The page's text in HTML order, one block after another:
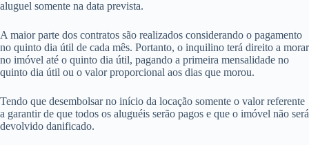
aluguel somente na data prevista.
A maior parte dos contratos são realizados considerando o pagamento
no quinto dia útil de cada mês. Portanto, o inquilino terá direito a morar
no imóvel até o quinto dia útil, pagando a primeira mensalidade no
quinto dia útil ou o valor proporcional aos dias que morou.
Tendo que desembolsar no início da locação somente o valor referente
a garantir de que todos os aluguéis serão pagos e que o imóvel não será
devolvido danificado.